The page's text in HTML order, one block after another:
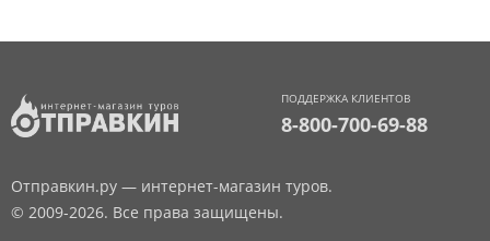
ПОДДЕРЖКА КЛИЕНТОВ
8-800-700-69-88
Отправкин.ру — интернет-магазин туров.
© 2009-2026. Все права защищены.